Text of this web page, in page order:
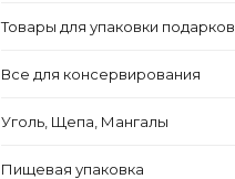
Товары для упаковки подарков
Все для консервирования
Уголь, Щепа, Мангалы
Пищевая упаковка